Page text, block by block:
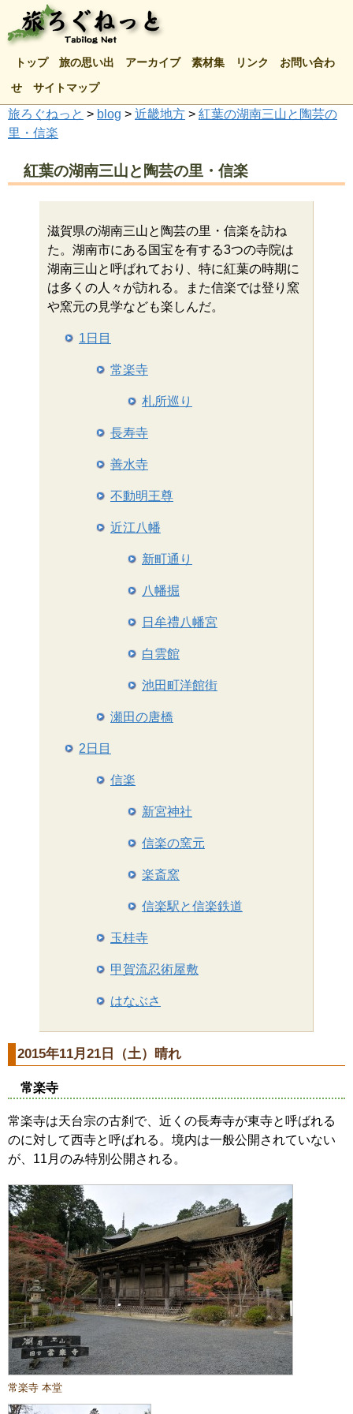
トップ 旅の思い出 アーカイブ 素材集 リンク お問い合わ
せ サイトマップ
旅ろぐねっと > blog > 近畿地方 > 紅葉の湖南三山と陶芸の
里・信楽
紅葉の湖南三山と陶芸の里・信楽
滋賀県の湖南三山と陶芸の里・信楽を訪ね
た。湖南市にある国宝を有する3つの寺院は
湖南三山と呼ばれており、特に紅葉の時期に
は多くの人々が訪れる。また信楽では登り窯
や窯元の見学なども楽しんだ。
1日目
常楽寺
札所巡り
長寿寺
善水寺
不動明王尊
近江八幡
新町通り
八幡掘
日牟禮八幡宮
白雲館
池田町洋館街
瀬田の唐橋
2日目
信楽
新宮神社
信楽の窯元
楽斎窯
信楽駅と信楽鉄道
玉桂寺
甲賀流忍術屋敷
はなぶさ
2015年11月21日（土）晴れ
常楽寺
常楽寺は天台宗の古刹で、近くの長寿寺が東寺と呼ばれる
のに対して西寺と呼ばれる。境内は一般公開されていない
が、11月のみ特別公開される。
常楽寺 本堂